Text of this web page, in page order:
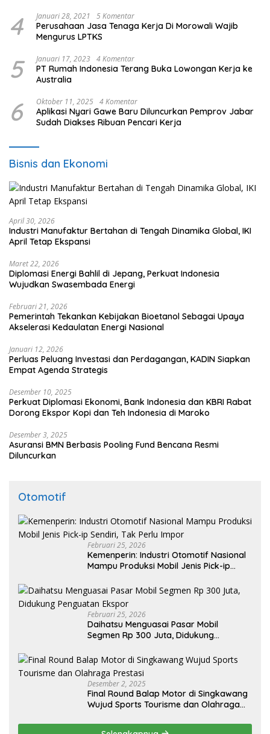
4 Januari 28, 2021 5 Komentar
Perusahaan Jasa Tenaga Kerja Di Morowali Wajib
Mengurus LPTKS
5 Januari 17, 2023 4 Komentar
PT Rumah Indonesia Terang Buka Lowongan Kerja ke
Australia
6 Oktober 11, 2025 4 Komentar
Aplikasi Nyari Gawe Baru Diluncurkan Pemprov Jabar
Sudah Diakses Ribuan Pencari Kerja
Bisnis dan Ekonomi
April 30, 2026
Industri Manufaktur Bertahan di Tengah Dinamika Global, IKI
April Tetap Ekspansi
Maret 22, 2026
Diplomasi Energi Bahlil di Jepang, Perkuat Indonesia
Wujudkan Swasembada Energi
Februari 21, 2026
Pemerintah Tekankan Kebijakan Bioetanol Sebagai Upaya
Akselerasi Kedaulatan Energi Nasional
Januari 12, 2026
Perluas Peluang Investasi dan Perdagangan, KADIN Siapkan
Empat Agenda Strategis
Desember 10, 2025
Perkuat Diplomasi Ekonomi, Bank Indonesia dan KBRI Rabat
Dorong Ekspor Kopi dan Teh Indonesia di Maroko
Desember 3, 2025
Asuransi BMN Berbasis Pooling Fund Bencana Resmi
Diluncurkan
Otomotif
Februari 25, 2026
Kemenperin: Industri Otomotif Nasional
Mampu Produksi Mobil Jenis Pick-ip
Februari 25, 2026
Daihatsu Menguasai Pasar Mobil
Segmen Rp 300 Juta, Didukung
Desember 2, 2025
Final Round Balap Motor di Singkawang
Wujud Sports Tourisme dan Olahraga